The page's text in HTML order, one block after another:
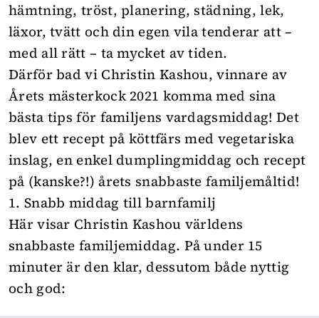
hämtning, tröst, planering, städning, lek,
läxor, tvätt och din egen vila tenderar att –
med all rätt – ta mycket av tiden.
Därför bad vi Christin Kashou, vinnare av
Årets mästerkock 2021 komma med sina
bästa tips för familjens vardagsmiddag! Det
blev ett recept på köttfärs med vegetariska
inslag, en enkel dumplingmiddag och recept
på (kanske?!) årets snabbaste familjemåltid!
1. Snabb middag till barnfamilj
Här visar Christin Kashou världens
snabbaste familjemiddag. På under 15
minuter är den klar, dessutom både nyttig
och god: